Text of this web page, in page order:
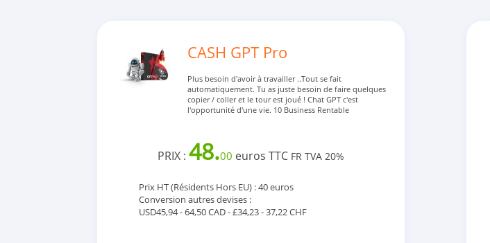
CASH GPT Pro
Plus besoin d'avoir à travailler ..Tout se fait
automatiquement. Tu as juste besoin de faire quelques
copier / coller et le tour est joué ! Chat GPT c'est
l'opportunité d'une vie. 10 Business Rentable
PRIX : 48.00 euros TTC FR TVA 20%
Prix HT (Résidents Hors EU) : 40 euros
Conversion autres devises :
USD45,94 - 64,50 CAD - £34,23 - 37,22 CHF